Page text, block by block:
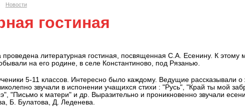
Новости
гостиная
литературная гостиная, посвященная С.А. Есенину. К этому
на его родине, в селе Константиново, под Рязанью.
5-11 классов. Интересно было каждому. Ведущие рассказывали о
звучали в испонении учащихся стихи : "Русь", "Край ты мой
"Письмо к матери" и др. Выразительно и проникновенно звучали
Б. Булатова, Д. Леденева.